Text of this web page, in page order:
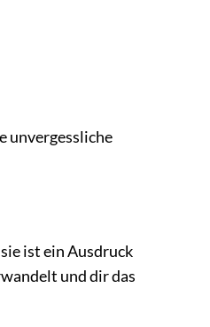
unvergessliche
ist ein Ausdruck
und dir das